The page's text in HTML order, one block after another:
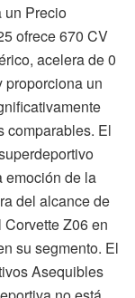
un Precio
ofrece 670 CV
acelera de 0
proporciona un
comparables. El
emoción de la
del alcance de
Z06 en
su segmento. El
Asequibles